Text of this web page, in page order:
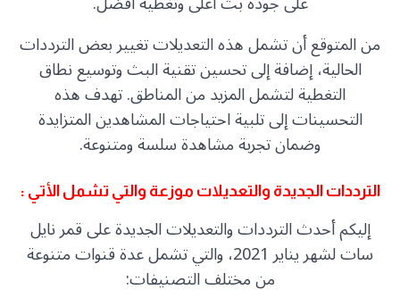
من المتوقع أن تشمل هذه التعديلات تغيير بعض الترددات
الحالية، إضافة إلى تحسين تقنية البث وتوسيع نطاق
التغطية لتشمل المزيد من المناطق. تهدف هذه
التحسينات إلى تلبية احتياجات المشاهدين المتزايدة
وضمان تجربة مشاهدة سلسة ومتنوعة.
الترددات الجديدة والتعديلات موزعة والتي تشمل الأتي :
إليكم أحدث الترددات والتعديلات الجديدة على قمر نايل
سات لشهر يناير 2021، والتي تشمل عدة قنوات متنوعة
من مختلف التصنيفات: